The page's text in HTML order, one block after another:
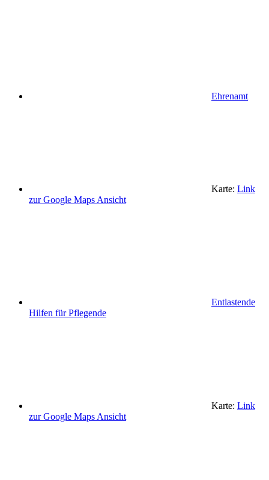
Ehrenamt
Karte: Link
zur Google Maps Ansicht
Entlastende
Hilfen für Pflegende
Karte: Link
zur Google Maps Ansicht